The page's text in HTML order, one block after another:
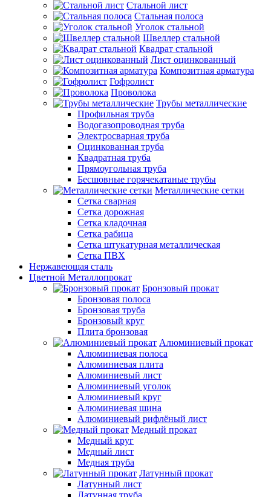
Стальной лист
Стальная полоса
Уголок стальной
Швеллер стальной
Квадрат стальной
Лист оцинкованный
Композитная арматура
Гофролист
Проволока
Трубы металлические
Профильная труба
Водогазопроводная труба
Электросварная труба
Оцинкованная труба
Квадратная труба
Прямоугольная труба
Бесшовные горячекатаные трубы
Металлические сетки
Сетка сварная
Сетка дорожная
Сетка кладочная
Сетка рабица
Сетка штукатурная металлическая
Сетка ПВХ
Нержавеющая сталь
Цветной Металлопрокат
Бронзовый прокат
Бронзовая полоса
Бронзовая труба
Бронзовый круг
Плита бронзовая
Алюминиевый прокат
Алюминиевая полоса
Алюминиевая плита
Алюминиевый лист
Алюминиевый уголок
Алюминиевый круг
Алюминиевая шина
Алюминиевый рифлёный лист
Медный прокат
Медный круг
Медный лист
Медная труба
Латунный прокат
Латунный лист
Латунная труба